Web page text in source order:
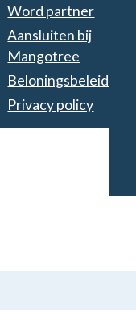
Word partner
Aansluiten bij
Mangotree
Beloningsbeleid
Privacy policy